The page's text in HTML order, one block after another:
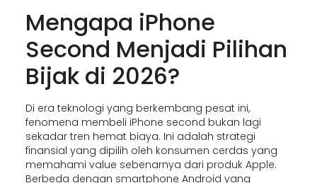
Mengapa iPhone
Second Menjadi Pilihan
Bijak di 2026?
Di era teknologi yang berkembang pesat ini,
fenomena membeli iPhone second bukan lagi
sekadar tren hemat biaya. Ini adalah strategi
finansial yang dipilih oleh konsumen cerdas yang
memahami value sebenarnya dari produk Apple.
Berbeda dengan smartphone Android yang